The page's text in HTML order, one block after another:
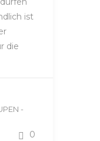
ist
die
-
0